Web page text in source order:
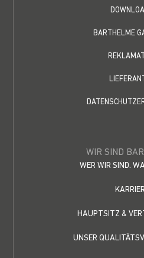
BARTHELME
WIR SIND
WER WIR SIND.
HAUPTSITZ &
UNSER